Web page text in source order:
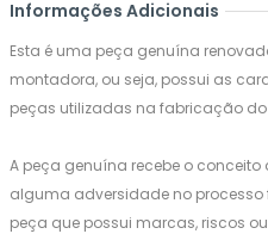
Informações Adicionais
Esta é uma peça genuína
montadora, ou seja, possui as
peças utilizadas na fabricação
A peça genuína recebe o
alguma adversidade no processo
peça que possui marcas, riscos